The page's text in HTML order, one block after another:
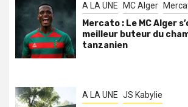
A LA UNE MC Alger
Mercato : Le MC Alger
meilleur buteur du
tanzanien
A LA UNE JS Kabylie